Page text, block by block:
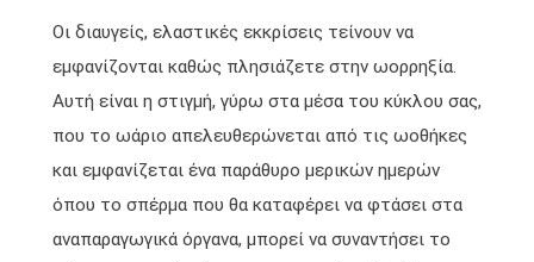
Οι διαυγείς, ελαστικές εκκρίσεις τείνουν να
εμφανίζονται καθώς πλησιάζετε στην ωορρηξία.
Αυτή είναι η στιγμή, γύρω στα μέσα του κύκλου σας,
που το ωάριο απελευθερώνεται από τις ωοθήκες
και εμφανίζεται ένα παράθυρο μερικών ημερών
όπου το σπέρμα που θα καταφέρει να φτάσει στα
αναπαραγωγικά όργανα, μπορεί να συναντήσει το